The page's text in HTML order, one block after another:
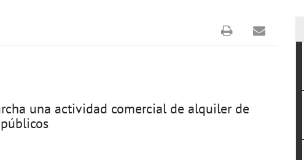
una actividad comercial de alquiler de